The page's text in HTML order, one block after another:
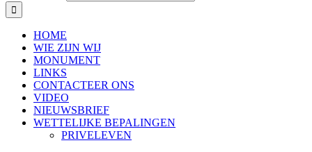
HOME
WIE ZIJN WIJ
MONUMENT
LINKS
CONTACTEER ONS
VIDEO
NIEUWSBRIEF
WETTELIJKE BEPALINGEN
PRIVELEVEN